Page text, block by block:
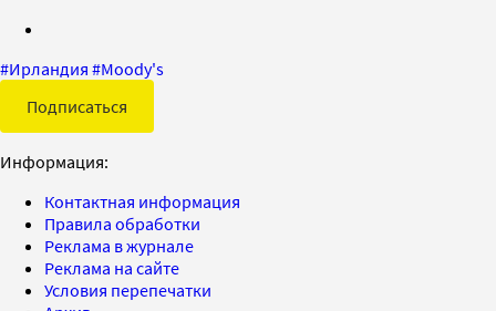
#Ирландия #Moody's
Подписаться
Информация:
Контактная информация
Правила обработки
Реклама в журнале
Реклама на сайте
Условия перепечатки